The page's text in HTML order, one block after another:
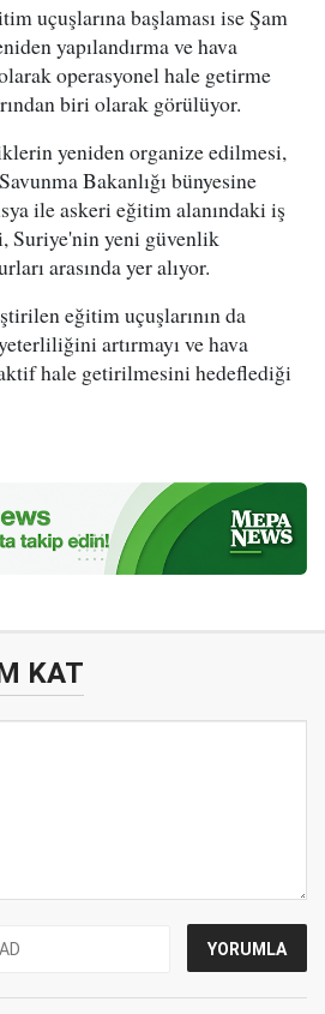
uçuşlarına başlaması ise Şam
yapılandırma ve hava
operasyonel hale getirme
biri olarak görülüyor.
yeniden organize edilmesi,
Bakanlığı bünyesine
ile askeri eğitim alanındaki iş
Suriye'nin yeni güvenlik
arasında yer alıyor.
eğitim uçuşlarının da
artırmayı ve hava
hale getirilmesini hedeflediği
KAT